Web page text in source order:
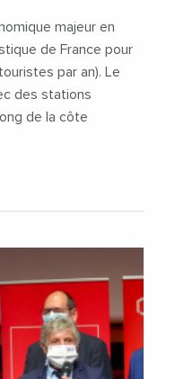
majeur en
de France pour
par an). Le
des stations
de la côte